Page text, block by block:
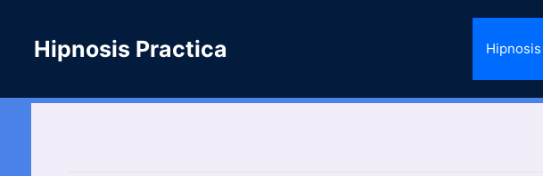
contenidoHipnosis Practica